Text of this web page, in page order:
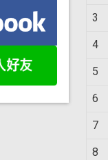
3
4
5
6
7
8